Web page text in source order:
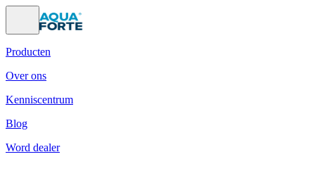
Producten
Over ons
Kenniscentrum
Blog
Word dealer